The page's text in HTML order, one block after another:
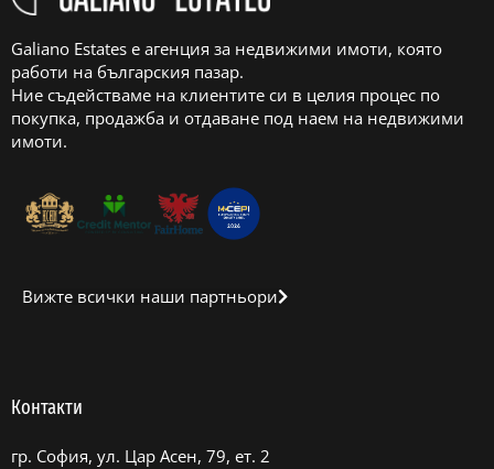
Galiano Estates е агенция за недвижими имоти, която
работи на българския пазар.
Ние съдействаме на клиентите си в целия процес по
покупка, продажба и отдаване под наем на недвижими
имоти.
Вижте всички наши партньори
Контакти
гр. София, ул. Цар Асен, 79, ет. 2